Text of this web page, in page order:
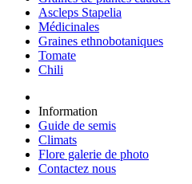
Ascleps Stapelia
Médicinales
Graines ethnobotaniques
Tomate
Chili
Information
Guide de semis
Climats
Flore galerie de photo
Contactez nous